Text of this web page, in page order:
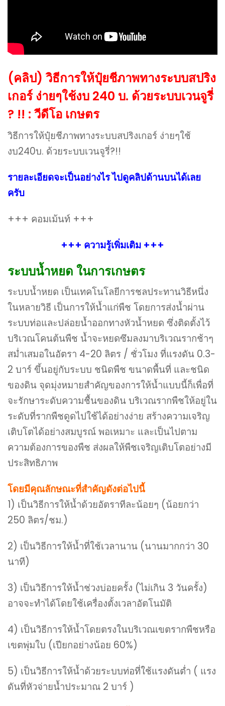
(คลิป) วิธีการให้ปุ๋ยชีภาพทางระบบสปริง
เกอร์ ง่ายๆใช้งบ 240 บ. ด้วยระบบเวนจูรี่
? !! : วีดีโอ เกษตร
วิธีการให้ปุ๋ยชีภาพทางระบบสปริงเกอร์ ง่ายๆใช้
งบ240บ. ด้วยระบบเวนจูรี่?!!
รายละเอียดจะเป็นอย่างไร ไปดูคลิปด้านบนได้เลย
ครับ
+++ คอมเม้นท์ +++
+++ ความรู้เพิ่มเติม +++
ระบบน้ำหยด ในการเกษตร
ระบบน้ำหยด เป็นเทคโนโลยีการชลประทานวิธีหนึ่ง
ในหลายวิธี เป็นการให้น้ำแก่พืช โดยการส่งน้ำผ่าน
ระบบท่อและปล่อยน้ำออกทางหัวน้ำหยด ซึ่งติดตั้งไว้
บริเวณโคนต้นพืช น้ำจะหยดซึมลงมาบริเวณรากช้าๆ
สม่ำเสมอในอัตรา 4-20 ลิตร / ชั่วโมง ที่แรงดัน 0.3-
2 บาร์ ขึ้นอยู่กับระบบ ชนิดพืช ขนาดพื้นที่ และชนิด
ของดิน จุดมุ่งหมายสำคัญของการให้น้ำแบบนี้ก็เพื่อที่
จะรักษาระดับความชื้นของดิน บริเวณรากพืชให้อยู่ใน
ระดับที่รากพืชดูดไปใช้ได้อย่างง่าย สร้างความเจริญ
เติบโตได้อย่างสมบูรณ์ พอเหมาะ และเป็นไปตาม
ความต้องการของพืช ส่งผลให้พืชเจริญเติบโตอย่างมี
ประสิทธิภาพ
โดยมีคุณลักษณะที่สำคัญดังต่อไปนี้
1) เป็นวิธีการให้น้ำด้วยอัตราทีละน้อยๆ (น้อยกว่า
250 ลิตร/ชม.)
2) เป็นวิธีการให้น้ำที่ใช้เวลานาน (นานมากกว่า 30
นาที)
3) เป็นวิธีการให้น้ำช่วงบ่อยครั้ง (ไม่เกิน 3 วันครั้ง)
อาจจะทำได้โดยใช้เครื่องตั้งเวลาอัตโนมัติ
4) เป็นวิธีการให้น้ำโดยตรงในบริเวณเขตรากพืชหรือ
เขตพุ่มใบ (เปียกอย่างน้อย 60%)
5) เป็นวิธีการให้น้ำด้วยระบบท่อที่ใช้แรงดันต่ำ ( แรง
ดันที่หัวจ่ายน้ำประมาณ 2 บาร์ )